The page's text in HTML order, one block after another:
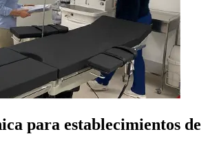
para establecimientos de